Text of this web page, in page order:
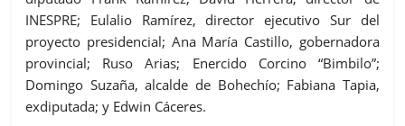
INESPRE; Eulalio Ramírez, director ejecutivo Sur del
proyecto presidencial; Ana María Castillo, gobernadora
provincial; Ruso Arias; Enercido Corcino “Bimbilo”;
Domingo Suzaña, alcalde de Bohechío; Fabiana Tapia,
exdiputada; y Edwin Cáceres.